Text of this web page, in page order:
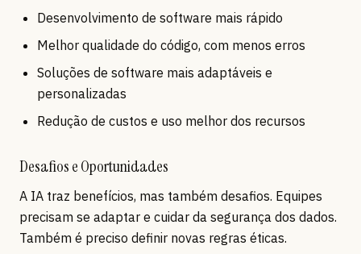
Desenvolvimento de software mais rápido
Melhor qualidade do código, com menos erros
Soluções de software mais adaptáveis e
personalizadas
Redução de custos e uso melhor dos recursos
Desafios e Oportunidades
A IA traz benefícios, mas também desafios. Equipes
precisam se adaptar e cuidar da segurança dos dados.
Também é preciso definir novas regras éticas.